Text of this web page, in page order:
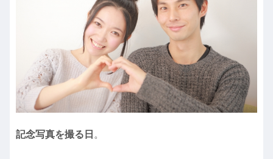
記念写真を撮る日 。